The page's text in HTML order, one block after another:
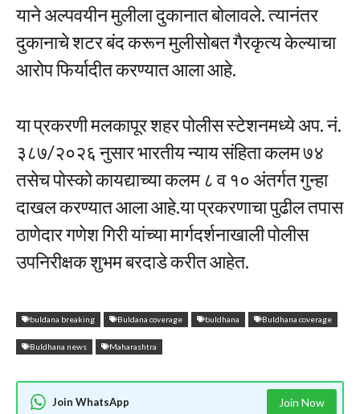
याने अल्पवयीन मुलीला दुकानात बोलावले. त्यानंतर
दुकानाचे शटर बंद करून मुलीसोबत गैरकृत्य केल्याचा
आरोप फिर्यादीत करण्यात आला आहे.
या प्रकरणी मलकापूर शहर पोलीस स्टेशनमध्ये अप. नं.
३८७/२०२६ नुसार भारतीय न्याय संहिता कलम ७४
तसेच पोस्को कायद्याच्या कलम ८ व १० अंतर्गत गुन्हा
दाखल करण्यात आला आहे.या प्रकरणाचा पुढील तपास
ठाणेदार गणेश गिरी यांच्या मार्गदर्शनाखाली पोलीस
उपनिरीक्षक शुभम बरदाडे करीत आहेत.
buldana breaking Buldana coverage buldhana Buldhana coverage
Buldhana news Maharashtra
Join WhatsApp Join Now